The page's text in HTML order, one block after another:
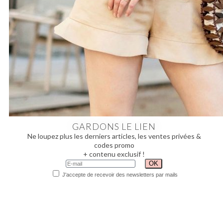
GARDONS LE LIEN
Ne loupez plus les derniers articles, les ventes privées &
codes promo
+ contenu exclusif !
J'accepte de recevoir des newsletters par mails